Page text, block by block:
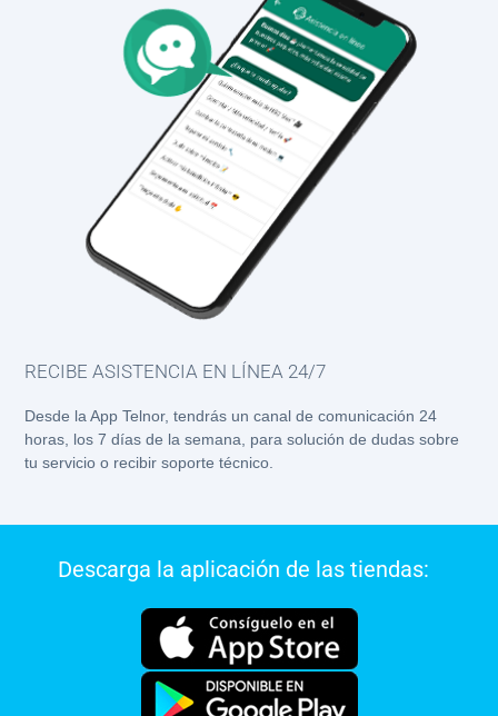
RECIBE ASISTENCIA EN LÍNEA 24/7
Desde la App Telnor, tendrás un canal de comunicación 24
horas, los 7 días de la semana, para solución de dudas sobre
tu servicio o recibir soporte técnico.
Descarga la aplicación de las tiendas: